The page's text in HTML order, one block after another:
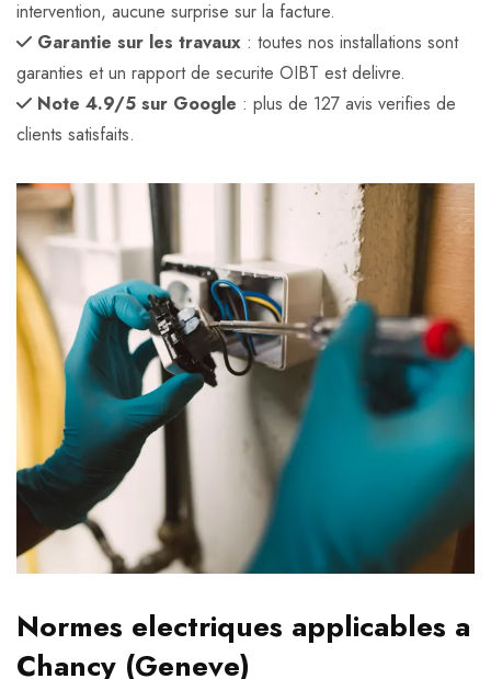
intervention, aucune surprise sur la facture.
Garantie sur les travaux : toutes nos installations sont
garanties et un rapport de securite OIBT est delivre.
Note 4.9/5 sur Google : plus de 127 avis verifies de
clients satisfaits.
Normes electriques applicables a
Chancy (Geneve)